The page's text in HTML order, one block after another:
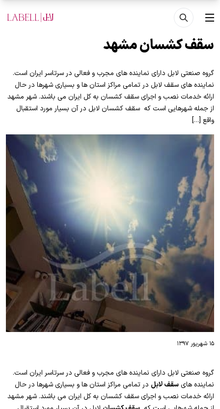
رفتن به محتوای اصلی
منو
سقف کشسان مشهد
گروه صنعتی لابل دارای نماینده های مجرب و فعالی در سرتاسر ایران است.
نماینده های سقف لابل در تمامی مراکز استان ها و بسیاری شهرها در حال
ارائه خدمات نصب و اجرای سقف کشسان به کل ایران می باشند. شهر مشهد
از جمله شهرهایی است که سقف کشسان لابل در آن بسیار مورد استقبال
واقع […]
۱۵ شهریور ۱۳۹۷
گروه صنعتی لابل دارای نماینده های مجرب و فعالی در سرتاسر ایران است.
نماینده هایسقف لابل در تمامی مراکز استان ها و بسیاری شهرها در حال
ارائه خدمات نصب و اجرای سقف کشسان به کل ایران می باشند. شهر مشهد